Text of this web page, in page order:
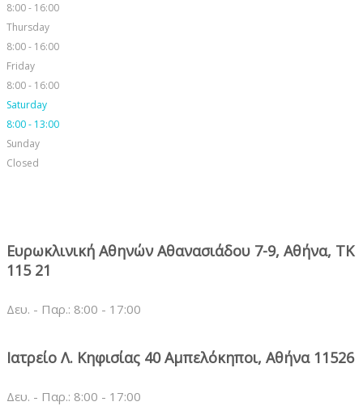
8:00 - 16:00
Thursday
8:00 - 16:00
Friday
8:00 - 16:00
Saturday
8:00 - 13:00
Sunday
Closed
Ευρωκλινική Αθηνών Αθανασιάδου 7-9, Αθήνα, ΤΚ
115 21
Δευ. - Παρ.: 8:00 - 17:00
Ιατρείο Λ. Κηφισίας 40 Αμπελόκηποι, Αθήνα 11526
Δευ. - Παρ.: 8:00 - 17:00